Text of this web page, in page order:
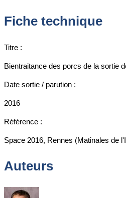
Fiche technique
Titre :
Bientraitance des porcs de la sortie
Date sortie / parution :
2016
Référence :
Space 2016, Rennes (Matinales de
Auteurs